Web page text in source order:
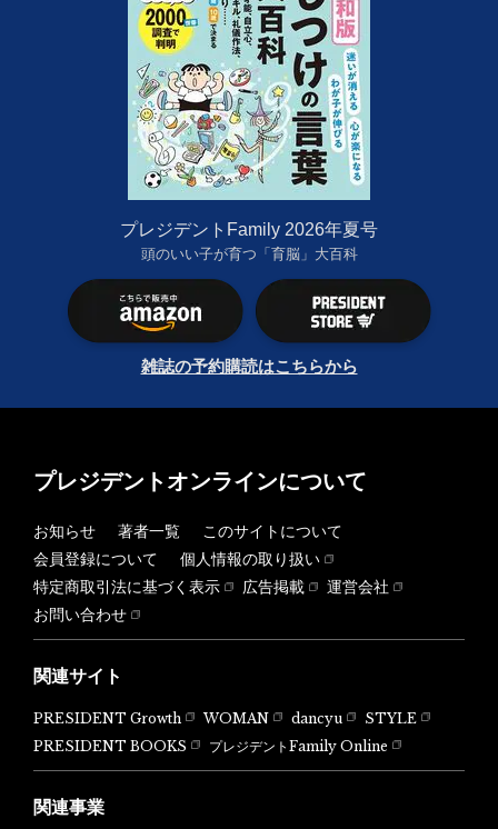
プレジデントFamily 2026年夏号
頭のいい子が育つ「育脳」大百科
雑誌の予約購読はこちらから
プレジデントオンラインについて
お知らせ 著者一覧
このサイトについて
会員登録について
個人情報の取り扱い
特定商取引法に基づく表示
広告掲載
運営会社
お問い合わせ
関連サイト
PRESIDENT Growth WOMAN dancyu
STYLE
PRESIDENT BOOKS
プレジデントFamily Online
関連事業